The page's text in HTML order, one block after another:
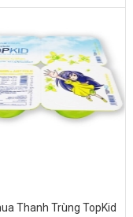
Thanh Trùng TopKid